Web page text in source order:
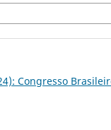
Congresso